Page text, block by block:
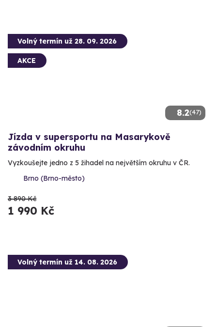
8.2(47)
Volný termín už 28. 09. 2026
AKCE
Jízda v supersportu na Masarykově
závodním okruhu
Vyzkoušejte jedno z 5 žihadel na největším okruhu v ČR.
Brno (Brno-město)
3 890 Kč
1 990 Kč
Volný termín už 14. 08. 2026